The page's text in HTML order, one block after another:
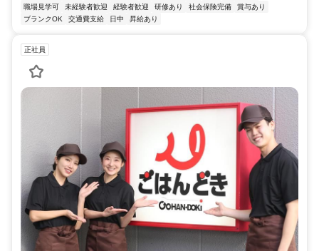
職場見学可
未経験者歓迎 経験者歓迎 研修あり 社会保険完備
賞与あり
ブランクOK
交通費支給 日中 昇給あり
正社員